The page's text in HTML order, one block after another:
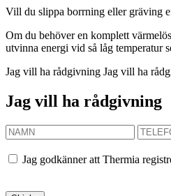
Vill du slippa borrning eller gräving
Om du behöver en komplett
utvinna energi vid så låg temperatur
Jag vill ha rådgivning Jag vill ha
Jag vill ha rådgivning
Jag godkänner att Thermia